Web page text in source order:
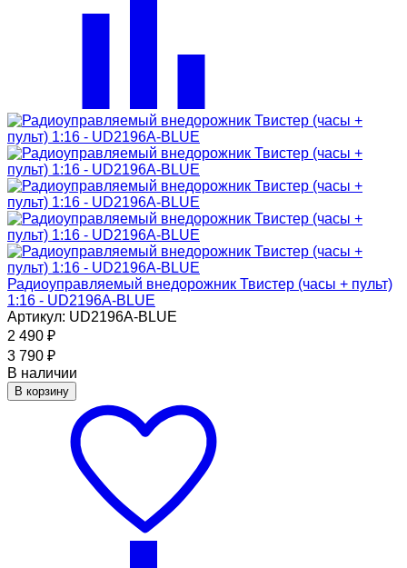
Радиоуправляемый внедорожник Твистер (часы + пульт)
1:16 - UD2196A-BLUE
Артикул: UD2196A-BLUE
2 490 ₽
3 790 ₽
В наличии
В корзину